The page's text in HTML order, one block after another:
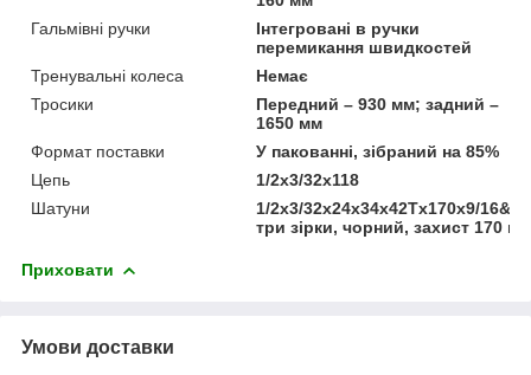
Гальмівні ручки
Інтегровані в ручки
перемикання швидкостей
Тренувальні колеса
Немає
Тросики
Передний – 930 мм; задний –
1650 мм
Формат поставки
У пакованні, зібраний на 85%
Цепь
1/2х3/32х118
Шатуни
1/2х3/32х24х34х42Tх170х9/
три зірки, чорний, захист 170 мм
Приховати
Умови доставки